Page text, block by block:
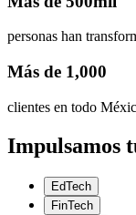
personas han
Más de 1,000
clientes en todo
Impulsamos
EdTech
FinTech